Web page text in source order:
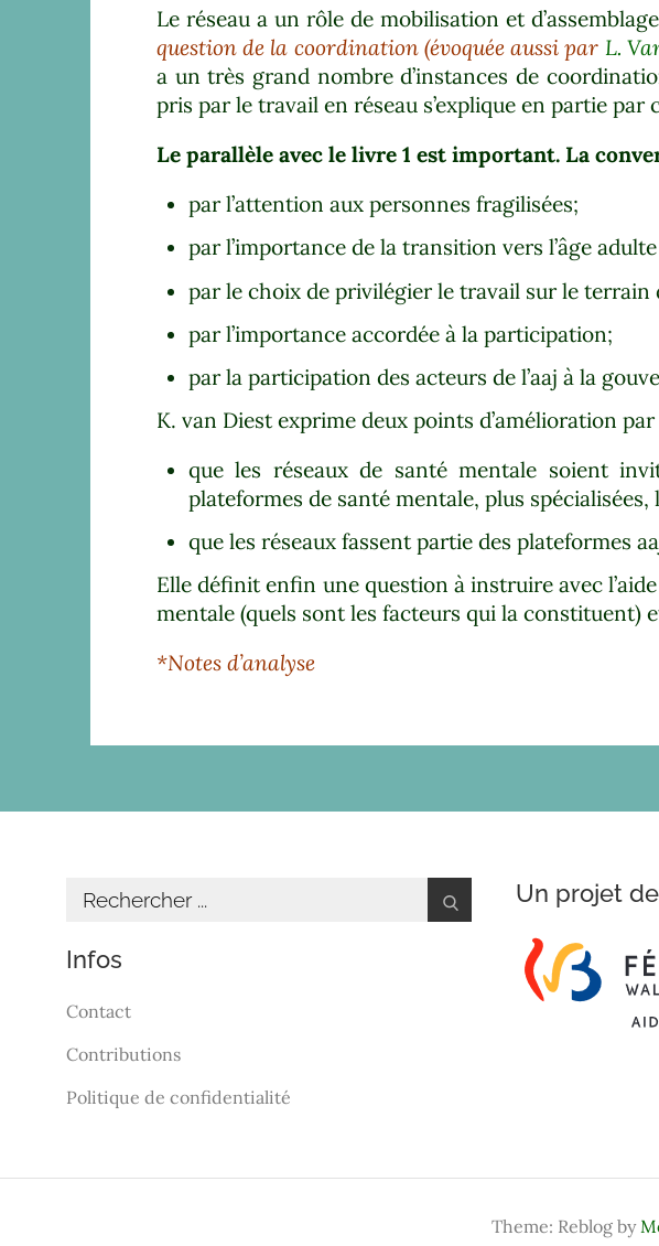
Le réseau a un rôle de mobilisation et
question de la coordination (évoquée aussi par L.
a un très grand nombre d’instances de
pris par le travail en réseau s’explique en partie par
Le parallèle avec le livre 1 est important. La
par l’attention aux personnes fragilisées;
par l’importance de la transition vers l’âge
par le choix de privilégier le travail sur le terrain
par l’importance accordée à la participation;
par la participation des acteurs de l’aaj à la
K. van Diest exprime deux points d’amélioration
que les réseaux de santé mentale soient
plateformes de santé mentale, plus spécialisées,
que les réseaux fassent partie des plateformes
Elle définit enfin une question à instruire avec
mentale (quels sont les facteurs qui la constituent)
*Notes d’analyse
Infos
Contact
Contributions
Politique de confidentialité
Un projet
Theme: Reblog by